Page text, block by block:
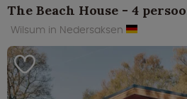
The Beach House - 4
Wilsum in Nedersaksen